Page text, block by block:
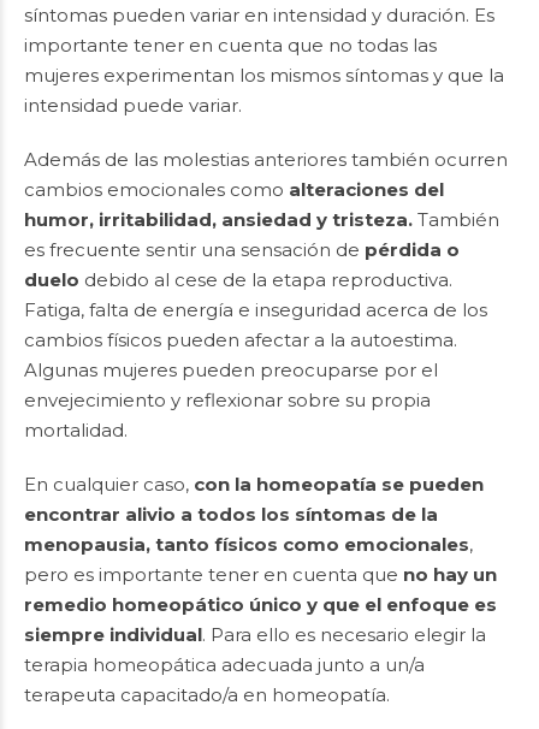
síntomas pueden variar en intensidad y duración. Es
importante tener en cuenta que no todas las
mujeres experimentan los mismos síntomas y que la
intensidad puede variar.
Además de las molestias anteriores también ocurren
cambios emocionales como alteraciones del
humor, irritabilidad, ansiedad y tristeza. También
es frecuente sentir una sensación de pérdida o
duelo debido al cese de la etapa reproductiva.
Fatiga, falta de energía e inseguridad acerca de los
cambios físicos pueden afectar a la autoestima.
Algunas mujeres pueden preocuparse por el
envejecimiento y reflexionar sobre su propia
mortalidad.
En cualquier caso, con la homeopatía se pueden
encontrar alivio a todos los síntomas de la
menopausia, tanto físicos como emocionales,
pero es importante tener en cuenta que no hay un
remedio homeopático único y que el enfoque es
siempre individual. Para ello es necesario elegir la
terapia homeopática adecuada junto a un/a
terapeuta capacitado/a en homeopatía.